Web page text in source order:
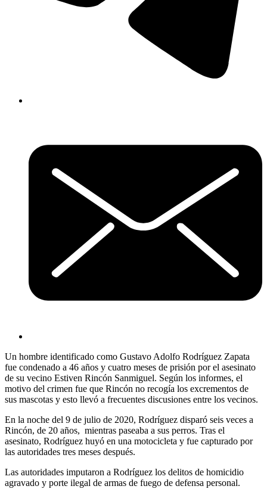
Un hombre identificado como Gustavo Adolfo Rodríguez Zapata
fue condenado a 46 años y cuatro meses de prisión por el asesinato
de su vecino Estiven Rincón Sanmiguel. Según los informes, el
motivo del crimen fue que Rincón no recogía los excrementos de
sus mascotas y esto llevó a frecuentes discusiones entre los vecinos.
En la noche del 9 de julio de 2020, Rodríguez disparó seis veces a
Rincón, de 20 años, mientras paseaba a sus perros. Tras el
asesinato, Rodríguez huyó en una motocicleta y fue capturado por
las autoridades tres meses después.
Las autoridades imputaron a Rodríguez los delitos de homicidio
agravado y porte ilegal de armas de fuego de defensa personal.